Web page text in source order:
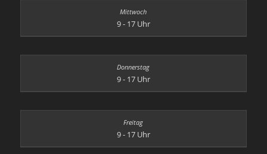
9 - 17 Uhr
9 - 17 Uhr
9 - 17 Uhr